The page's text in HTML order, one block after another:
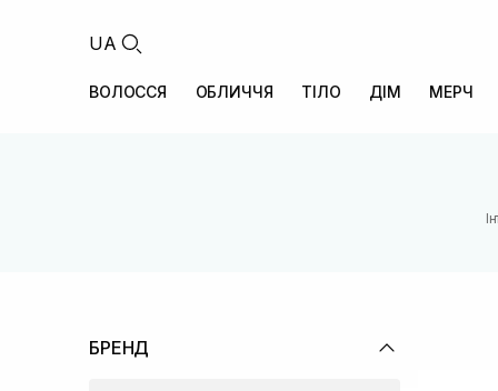
UA
ВОЛОССЯ ОБЛИЧЧЯ ТІЛО ДІМ МЕРЧ
БРЕНД